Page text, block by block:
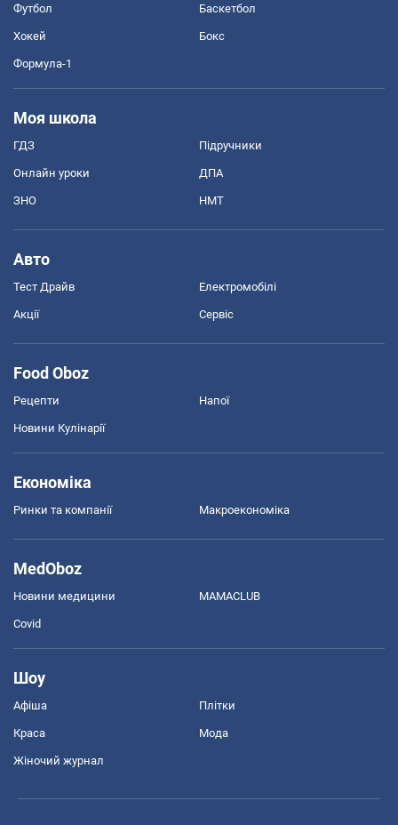
Футбол Баскетбол
Хокей Бокс
Формула-1
Моя школа
ГДЗ Підручники
Онлайн уроки ДПА
ЗНО НМТ
Авто
Тест Драйв Електромобілі
Акції Сервіс
Food Oboz
Рецепти Напої
Новини Кулінарії
Економіка
Ринки та компанії Макроекономіка
MedOboz
Новини медицини MAMACLUB
Covid
Шоу
Афіша Плітки
Краса Мода
Жіночий журнал